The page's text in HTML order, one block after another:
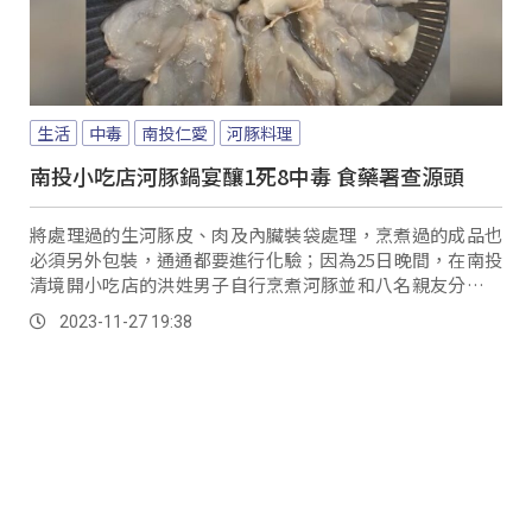
生活 中毒 南投仁愛 河豚料理
南投小吃店河豚鍋宴釀1死8中毒 食藥署查源頭
將處理過的生河豚皮、肉及內臟裝袋處理，烹煮過的成品也
必須另外包裝，通通都要進行化驗；因為25日晚間，在南投
清境開小吃店的洪姓男子自行烹煮河豚並和八名親友分食，
未料隔天陸續有人傳出不適，洪姓老闆被發現時已經明顯死
亡。2023-11-27 19:38